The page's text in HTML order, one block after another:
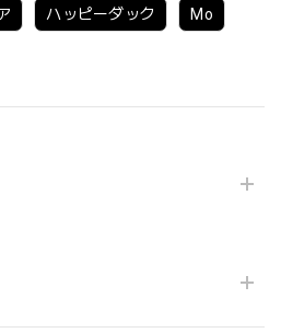
ハッピーダック Mo